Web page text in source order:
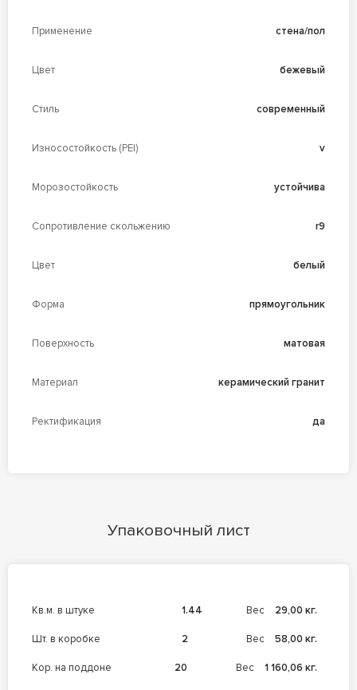
Применение стена/пол
Цвет бежевый
Стиль современный
Износостойкость (PEI) v
Морозостойкость устойчива
Сопротивление скольжению r9
Цвет белый
Форма прямоугольник
Поверхность матовая
Материал керамический гранит
Ректификация да
Упаковочный лист
кв.м. в штуке 1.44 Вес 29,00 кг.
шт. в коробке 2 Вес 58,00 кг.
кор. на поддоне 20 Вес 1 160,06 кг.